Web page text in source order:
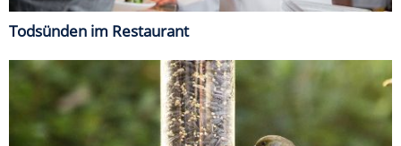
Todsünden im Restaurant